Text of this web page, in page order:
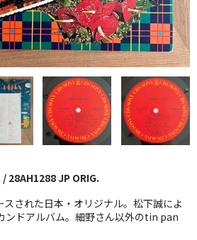
28AH1288 JP ORIG.
スされた日本・オリジナル。松下誠によ
ンドアルバム。細野さん以外のtin pan